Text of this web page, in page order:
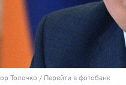
Толочко / Перейти в фотобанк